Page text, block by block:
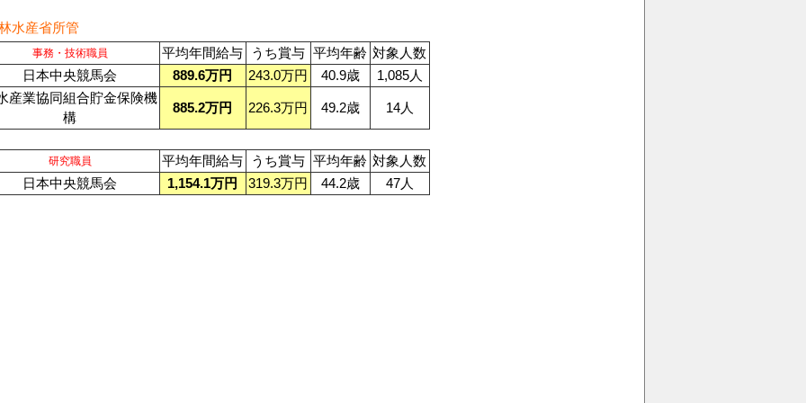
水産省所管
事務・技術職員 平均年間給与 うち賞与 平均年齢 対象人数
日本中央競馬会
889.6万円 243.0万円 40.9歳
1,085人
産業協同組合貯金保険機
構
885.2万円 226.3万円 49.2歳 14人
研究職員 平均年間給与 うち賞与 平均年齢 対象人数
日本中央競馬会
1,154.1万円 319.3万円 44.2歳 47人